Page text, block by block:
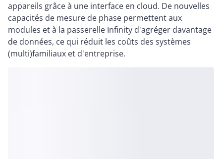
appareils grâce à une interface en cloud. De nouvelles
capacités de mesure de phase permettent aux
modules et à la passerelle Infinity d'agréger davantage
de données, ce qui réduit les coûts des systèmes
(multi)familiaux et d'entreprise.